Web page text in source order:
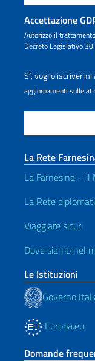
Accettazione
Autorizzo il
Decreto Legislativo
Sì, voglio
aggiornamenti sulle
La Rete
La Farnesina – il
La Rete
Viaggiare sicuri
Dove siamo nel
Le Istituzioni
Governo
Europa.eu
Domande